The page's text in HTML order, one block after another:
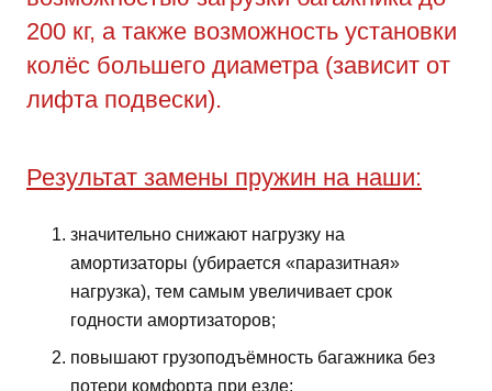
200 кг, а также возможность установки
колёс большего диаметра (зависит от
лифта подвески).
Результат замены пружин на наши:
значительно снижают нагрузку на
амортизаторы (убирается «паразитная»
нагрузка), тем самым увеличивает срок
годности амортизаторов;
повышают грузоподъёмность багажника без
потери комфорта при езде;